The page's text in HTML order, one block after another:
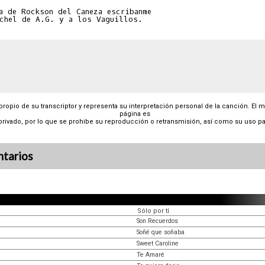
Rockson del Caneza escribanme
de su transcriptor y representa su interpretación personal de la canción. El
página es
por lo que se prohibe su reproducción o retransmisión, así como su uso
Sólo por tí
Son Recuerdos
Soñé que soñaba
Sweet Caroline
Te Amaré